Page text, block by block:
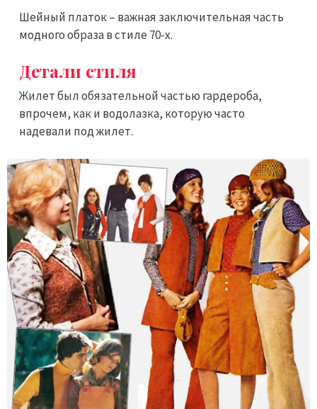
Шейный платок – важная заключительная часть
модного образа в стиле 70-х.
Детали стиля
Жилет был обязательной частью гардероба,
впрочем, как и водолазка, которую часто
надевали под жилет.